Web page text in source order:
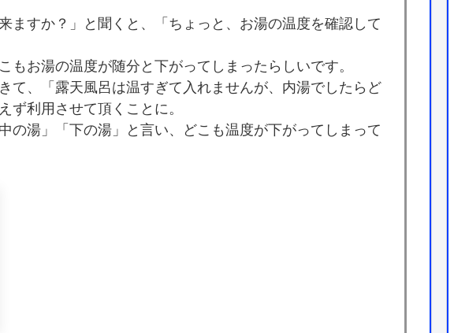
ますか？」と聞くと、「ちょっと、お湯の温度を確認して
もお湯の温度が随分と下がってしまったらしいです。
て、「露天風呂は温すぎて入れませんが、内湯でしたらど
ず利用させて頂くことに。
の湯」「下の湯」と言い、どこも温度が下がってしまって